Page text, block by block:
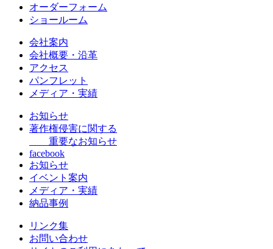
オーダーフォーム
ショールーム
会社案内
会社概要・沿革
アクセス
パンフレット
メディア・実績
お知らせ
著作権侵害に関する
重要なお知らせ
facebook
お知らせ
イベント案内
メディア・実績
納品事例
リンク集
お問い合わせ